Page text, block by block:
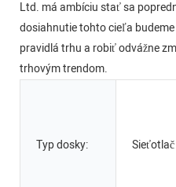
Ltd. má ambíciu stať sa
dosiahnutie tohto cieľa
pravidlá trhu a robiť odvážne
trhovým trendom.
Typ dosky: Sieťotlač